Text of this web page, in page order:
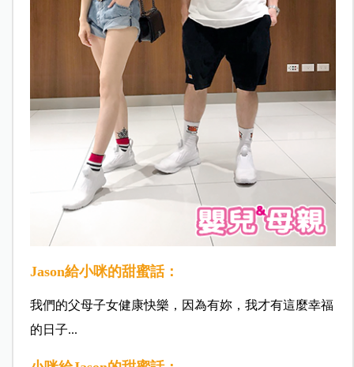
Jason給小咪的甜蜜話：
我們的父母子女健康快樂，因為有妳，我才有這麼幸福
的日子...